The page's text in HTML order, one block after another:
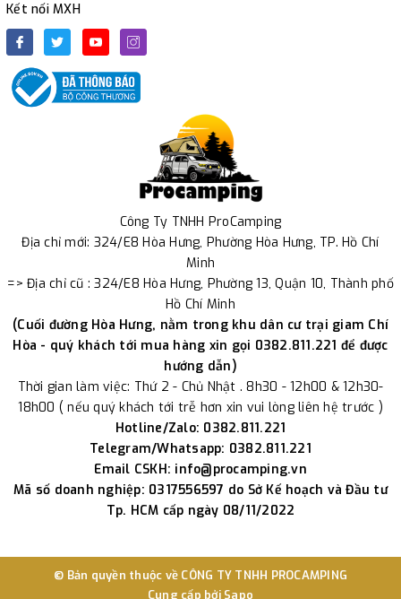
Kết nối MXH
Công Ty TNHH ProCamping
Địa chỉ mới: 324/E8 Hòa Hưng, Phường Hòa Hưng, TP. Hồ Chí
Minh
=> Địa chỉ cũ : 324/E8 Hòa Hưng, Phường 13, Quận 10, Thành phố
Hồ Chí Minh
(Cuối đường Hòa Hưng, nằm trong khu dân cư trại giam Chí
Hòa - quý khách tới mua hàng xin gọi 0382.811.221 để được
hướng dẫn)
Thời gian làm việc: Thứ 2 - Chủ Nhật . 8h30 - 12h00 & 12h30-
18h00 ( nếu quý khách tới trễ hơn xin vui lòng liên hệ trước )
Hotline/Zalo: 0382.811.221
Telegram/Whatsapp: 0382.811.221
Email CSKH: info@procamping.vn
Mã số doanh nghiệp: 0317556597 do Sở Kế hoạch và Đầu tư
Tp. HCM cấp ngày 08/11/2022
© Bản quyền thuộc về CÔNG TY TNHH PROCAMPING
Cung cấp bởi Sapo